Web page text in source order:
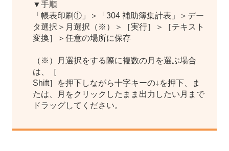
▼手順
「帳表印刷①」＞「304 補助簿集計表」＞デー
タ選択＞月選択（※）＞［実行］＞［テキスト
変換］＞任意の場所に保存
（※）月選択をする際に複数の月を選ぶ場合
は、［
Shift］を押下しながら十字キーの↓を押下、ま
たは、月をクリックしたまま出力したい月まで
ドラッグしてください。